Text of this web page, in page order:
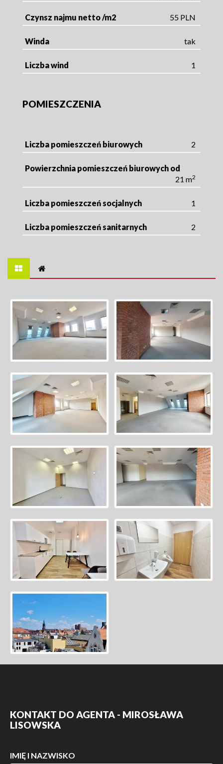
Czynsz najmu netto /m2 55 PLN
Winda tak
Liczba wind 1
POMIESZCZENIA
Liczba pomieszczeń biurowych 2
Powierzchnia pomieszczeń biurowych od
21 m2
Liczba pomieszczeń socjalnych 1
Liczba pomieszczeń sanitarnych 2
KONTAKT DO AGENTA - MIROSŁAWA
LISOWSKA
IMIĘ I NAZWISKO